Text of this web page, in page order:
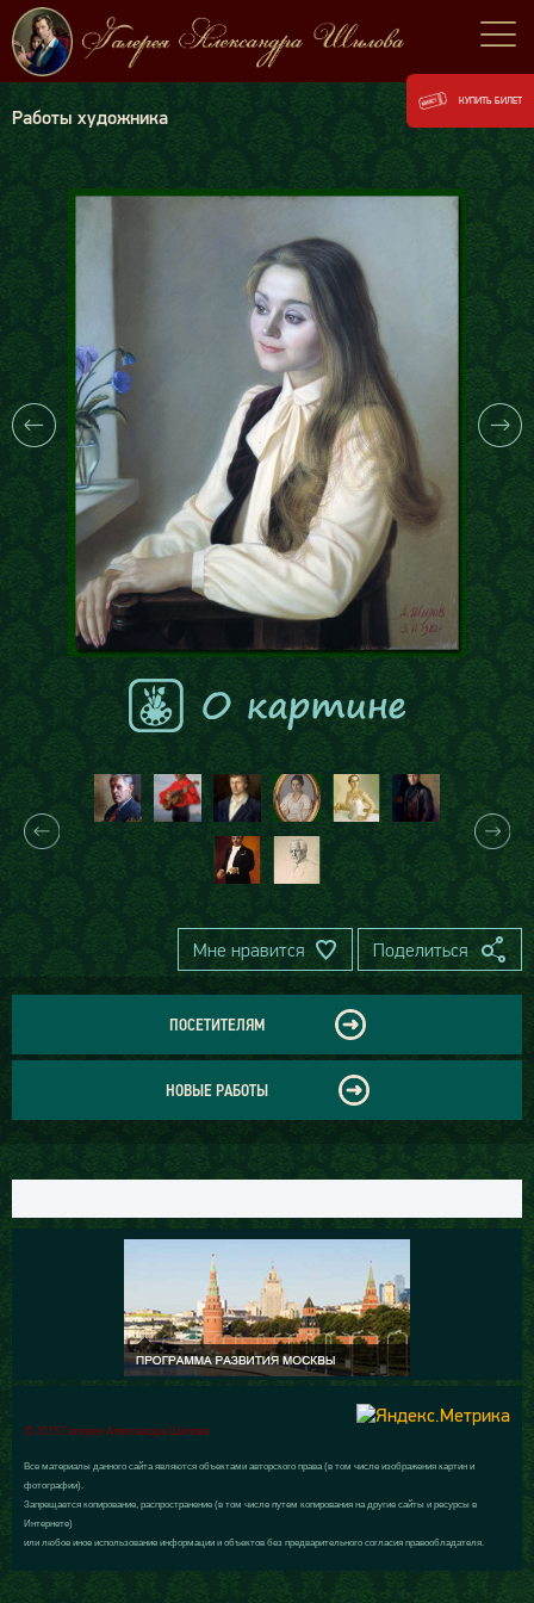
Работы художника
Мне нравится Поделиться
ПОСЕТИТЕЛЯМ
НОВЫЕ РАБОТЫ
© 2015 Галерея Александра Шилова
Все материалы данного сайта являются объектами авторского права (в том числе изображения картин и
фотографии).
Запрещается копирование, распространение (в том числе путем копирования на другие сайты и ресурсы в
Интернете)
или любое иное использование информации и объектов без предварительного согласия правообладателя.
КУПИТЬ БИЛЕТ